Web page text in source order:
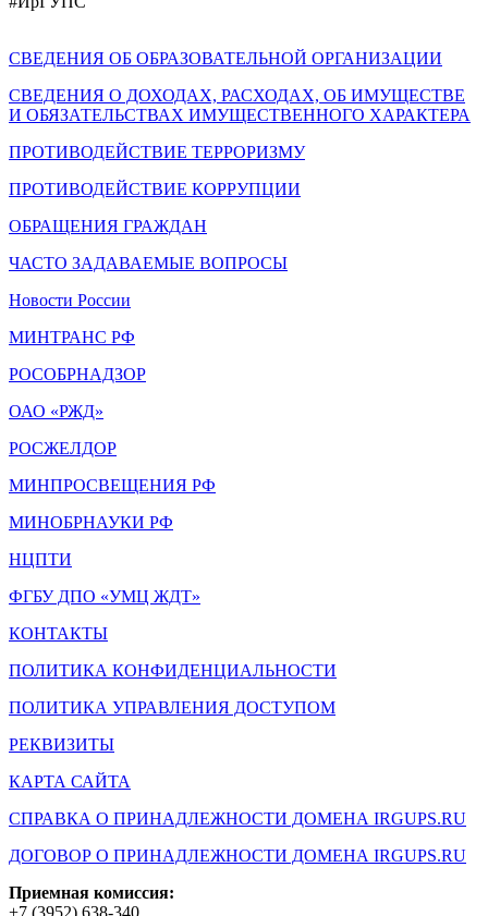
СВЕДЕНИЯ ОБ ОБРАЗОВАТЕЛЬНОЙ ОРГАНИЗАЦИИ
СВЕДЕНИЯ О ДОХОДАХ, РАСХОДАХ, ОБ ИМУЩЕСТВЕ
И ОБЯЗАТЕЛЬСТВАХ ИМУЩЕСТВЕННОГО ХАРАКТЕРА
ПРОТИВОДЕЙСТВИЕ ТЕРРОРИЗМУ
ПРОТИВОДЕЙСТВИЕ КОРРУПЦИИ
ОБРАЩЕНИЯ ГРАЖДАН
ЧАСТО ЗАДАВАЕМЫЕ ВОПРОСЫ
Новости России
МИНТРАНС РФ
РОСОБРНАДЗОР
ОАО «РЖД»
РОСЖЕЛДОР
МИНПРОСВЕЩЕНИЯ РФ
МИНОБРНАУКИ РФ
НЦПТИ
ФГБУ ДПО «УМЦ ЖДТ»
КОНТАКТЫ
ПОЛИТИКА КОНФИДЕНЦИАЛЬНОСТИ
ПОЛИТИКА УПРАВЛЕНИЯ ДОСТУПОМ
РЕКВИЗИТЫ
КАРТА САЙТА
СПРАВКА О ПРИНАДЛЕЖНОСТИ ДОМЕНА IRGUPS.RU
ДОГОВОР О ПРИНАДЛЕЖНОСТИ ДОМЕНА IRGUPS.RU
Приемная комиссия:
+7 (3952) 638-340